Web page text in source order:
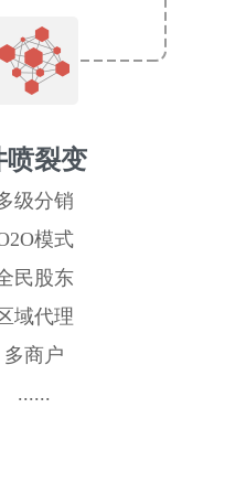
喷裂变
级分销
模式
民股东
区域代理
多商户
......